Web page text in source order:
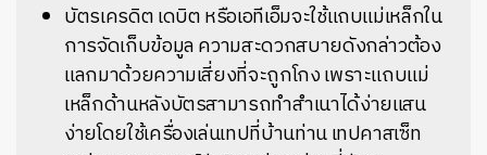
บัตรเครดิต เดบิต หรือเอทีเอ็มจะใช้แถบแม่เหล็กใน
การจัดเก็บข้อมูล ความสะดวกสบายดังกล่าวต้อง
แลกมาด้วยความเสี่ยงที่จะถูกโกง เพราะแถบแม่
เหล็กด้านหลังบัตรสามารถทำสำเนาได้ง่ายแสน
ง่ายโดยใช้เครื่องเล่นเทปที่บ้านท่าน เทปคาสเซ็ท